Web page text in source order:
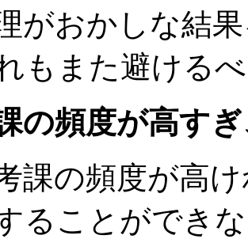
がおかしな結
もまた避ける
の頻度が高す
課の頻度が高
ることができ